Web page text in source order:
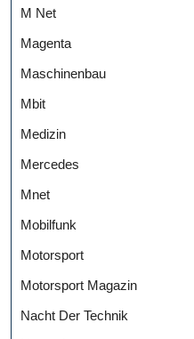
M Net
Magenta
Maschinenbau
Mbit
Medizin
Mercedes
Mnet
Mobilfunk
Motorsport
Motorsport Magazin
Nacht Der Technik